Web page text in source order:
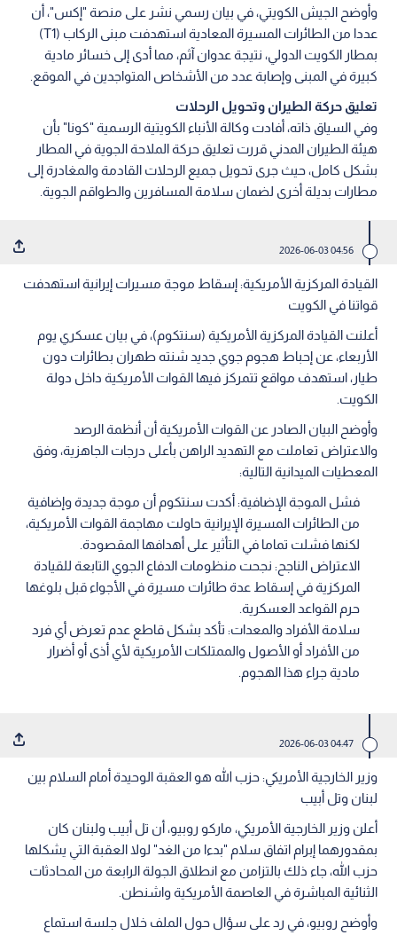
وأوضح الجيش الكويتي، في بيان رسمي نشر على منصة "إكس"، أن
عددا من الطائرات المسيرة المعادية استهدفت مبنى الركاب (T1)
بمطار الكويت الدولي، نتيجة عدوان آثم، مما أدى إلى خسائر مادية
كبيرة في المبنى وإصابة عدد من الأشخاص المتواجدين في الموقع.
تعليق حركة الطيران وتحويل الرحلات
وفي السياق ذاته، أفادت وكالة الأنباء الكويتية الرسمية "كونا" بأن
هيئة الطيران المدني قررت تعليق حركة الملاحة الجوية في المطار
بشكل كامل، حيث جرى تحويل جميع الرحلات القادمة والمغادرة إلى
مطارات بديلة أخرى لضمان سلامة المسافرين والطواقم الجوية.
04:56 2026-06-03
القيادة المركزية الأمريكية: إسقاط موجة مسيرات إيرانية استهدفت
قواتنا في الكويت
أعلنت القيادة المركزية الأمريكية (سنتكوم)، في بيان عسكري يوم
الأربعاء، عن إحباط هجوم جوي جديد شنته طهران بطائرات دون
طيار، استهدف مواقع تتمركز فيها القوات الأمريكية داخل دولة
الكويت.
وأوضح البيان الصادر عن القوات الأمريكية أن أنظمة الرصد
والاعتراض تعاملت مع التهديد الراهن بأعلى درجات الجاهزية، وفق
المعطيات الميدانية التالية:
فشل الموجة الإضافية: أكدت سنتكوم أن موجة جديدة وإضافية
من الطائرات المسيرة الإيرانية حاولت مهاجمة القوات الأمريكية،
لكنها فشلت تماما في التأثير على أهدافها المقصودة.
الاعتراض الناجح: نجحت منظومات الدفاع الجوي التابعة للقيادة
المركزية في إسقاط عدة طائرات مسيرة في الأجواء قبل بلوغها
حرم القواعد العسكرية.
سلامة الأفراد والمعدات: تأكد بشكل قاطع عدم تعرض أي فرد
من الأفراد أو الأصول والممتلكات الأمريكية لأي أذى أو أضرار
مادية جراء هذا الهجوم.
04:47 2026-06-03
وزير الخارجية الأمريكي: حزب الله هو العقبة الوحيدة أمام السلام بين
لبنان وتل أبيب
أعلن وزير الخارجية الأمريكي، ماركو روبيو، أن تل أبيب ولبنان كان
بمقدورهما إبرام اتفاق سلام "بدءا من الغد" لولا العقبة التي يشكلها
حزب الله، جاء ذلك بالتزامن مع انطلاق الجولة الرابعة من المحادثات
الثنائية المباشرة في العاصمة الأمريكية واشنطن.
وأوضح روبيو، في رد على سؤال حول الملف خلال جلسة استماع